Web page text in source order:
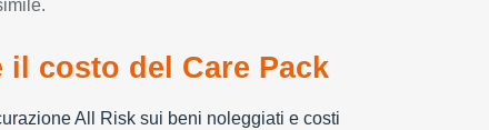
costo del Care Pack
All Risk sui beni noleggiati e costi